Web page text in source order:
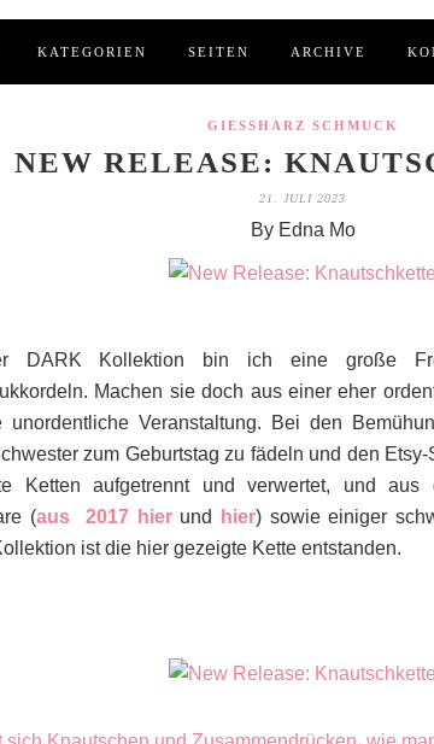
KATEGORIEN SEITEN ARCHIVE
GIESSHARZ SCHMUCK
NEW RELEASE:
21. JULI 2023
By Edna Mo
DARK Kollektion bin ich eine große
Machen sie doch aus einer eher
unordentliche Veranstaltung. Bei den
zum Geburtstag zu fädeln und den
Ketten aufgetrennt und verwertet, und aus
(aus 2017 hier und hier) sowie einiger
ist die hier gezeigte Kette entstanden.